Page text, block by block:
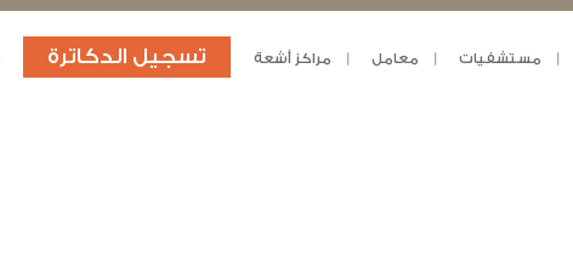
مستشفيات معامل مراكز أشعة تسجيل الدكاترة